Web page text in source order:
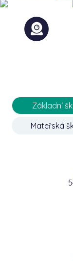
Základní
Mateřská